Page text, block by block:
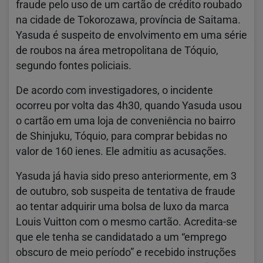
fraude pelo uso de um cartão de crédito roubado
na cidade de Tokorozawa, província de Saitama.
Yasuda é suspeito de envolvimento em uma série
de roubos na área metropolitana de Tóquio,
segundo fontes policiais.
De acordo com investigadores, o incidente
ocorreu por volta das 4h30, quando Yasuda usou
o cartão em uma loja de conveniência no bairro
de Shinjuku, Tóquio, para comprar bebidas no
valor de 160 ienes. Ele admitiu as acusações.
Yasuda já havia sido preso anteriormente, em 3
de outubro, sob suspeita de tentativa de fraude
ao tentar adquirir uma bolsa de luxo da marca
Louis Vuitton com o mesmo cartão. Acredita-se
que ele tenha se candidatado a um “emprego
obscuro de meio período” e recebido instruções